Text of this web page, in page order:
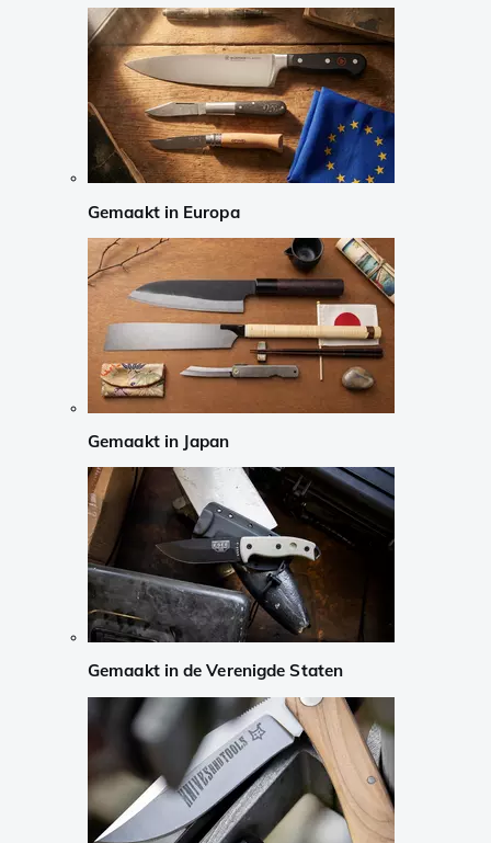
Gemaakt in Europa
Gemaakt in Japan
Gemaakt in de Verenigde Staten